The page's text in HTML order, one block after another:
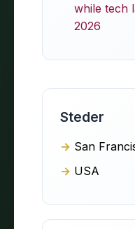
while tech
2026
Steder
San
USA